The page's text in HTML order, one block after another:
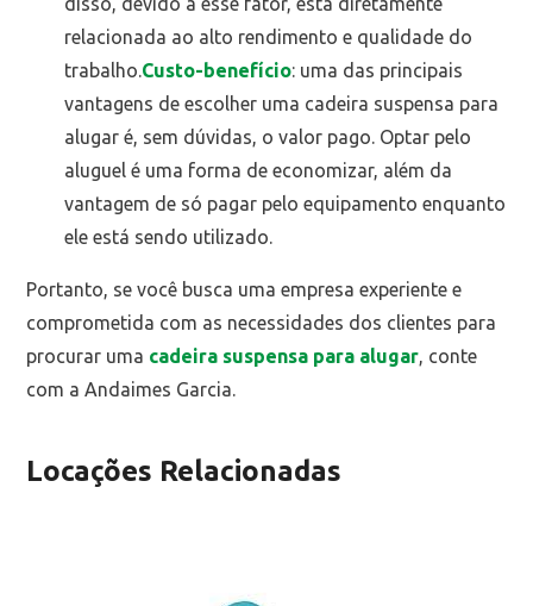
relacionada ao alto rendimento e qualidade do
trabalho.Custo-benefício: uma das principais
vantagens de escolher uma cadeira suspensa para
alugar é, sem dúvidas, o valor pago. Optar pelo
aluguel é uma forma de economizar, além da
vantagem de só pagar pelo equipamento enquanto
ele está sendo utilizado.
Portanto, se você busca uma empresa experiente e
comprometida com as necessidades dos clientes para
procurar uma cadeira suspensa para alugar, conte
com a Andaimes Garcia.
Locações Relacionadas